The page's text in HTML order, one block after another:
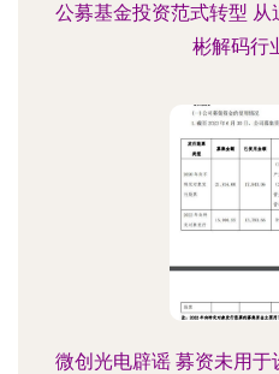
公募基金投资范式转型
彬解码行
微创光电辟谣 募资未用